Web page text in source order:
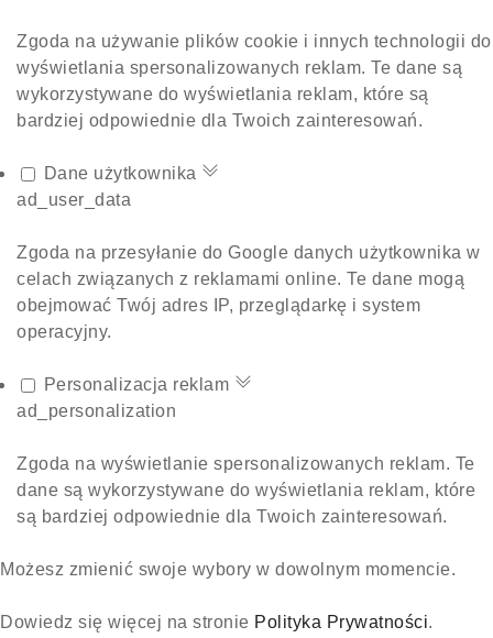
Zgoda na używanie plików cookie i innych technologii do
wyświetlania spersonalizowanych reklam. Te dane są
wykorzystywane do wyświetlania reklam, które są
bardziej odpowiednie dla Twoich zainteresowań.
Dane użytkownika
ad_user_data
Zgoda na przesyłanie do Google danych użytkownika w
celach związanych z reklamami online. Te dane mogą
obejmować Twój adres IP, przeglądarkę i system
operacyjny.
Personalizacja reklam
ad_personalization
Zgoda na wyświetlanie spersonalizowanych reklam. Te
dane są wykorzystywane do wyświetlania reklam, które
są bardziej odpowiednie dla Twoich zainteresowań.
Możesz zmienić swoje wybory w dowolnym momencie.
Dowiedz się więcej na stronie Polityka Prywatności.